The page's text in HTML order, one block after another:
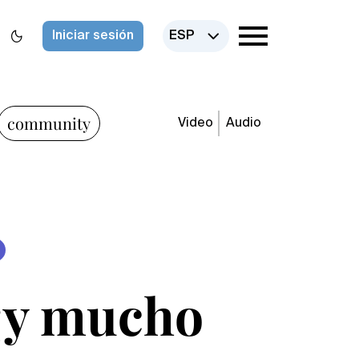
Iniciar sesión ESP
community Video Audio
mucho